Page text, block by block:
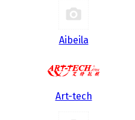
Aibeila
Art-tech